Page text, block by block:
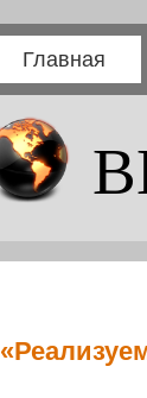
Главная